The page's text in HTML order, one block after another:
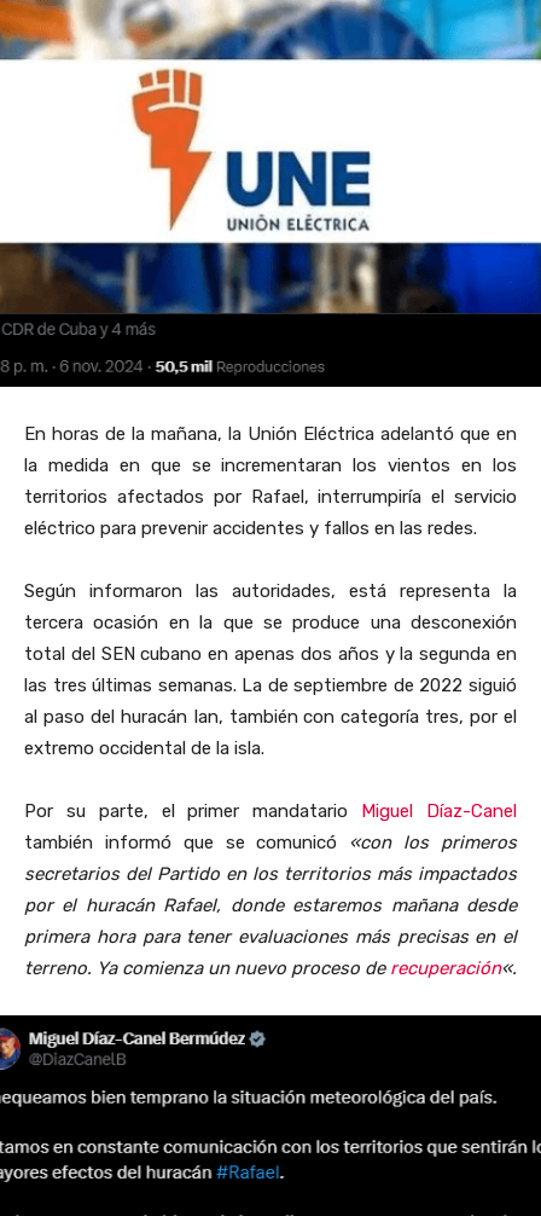
En horas de la mañana, la Unión Eléctrica adelantó que en
la medida en que se incrementaran los vientos en los
territorios afectados por Rafael, interrumpiría el servicio
eléctrico para prevenir accidentes y fallos en las redes.
Según informaron las autoridades, está representa la
tercera ocasión en la que se produce una desconexión
total del SEN cubano en apenas dos años y la segunda en
las tres últimas semanas. La de septiembre de 2022 siguió
al paso del huracán Ian, también con categoría tres, por el
extremo occidental de la isla.
Por su parte, el primer mandatario Miguel Díaz-Canel
también informó que se comunicó «con los primeros
secretarios del Partido en los territorios más impactados
por el huracán Rafael, donde estaremos mañana desde
primera hora para tener evaluaciones más precisas en el
terreno. Ya comienza un nuevo proceso de recuperación«.